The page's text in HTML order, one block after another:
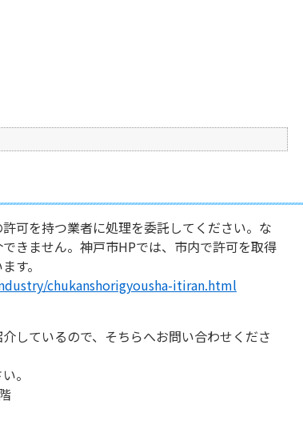
可を持つ業者に処理を委託してください。な
きません。神戸市HPでは、市内で許可を取得
す。
chukanshorigyousha-itiran.html
しているので、そちらへお問い合わせくださ
。